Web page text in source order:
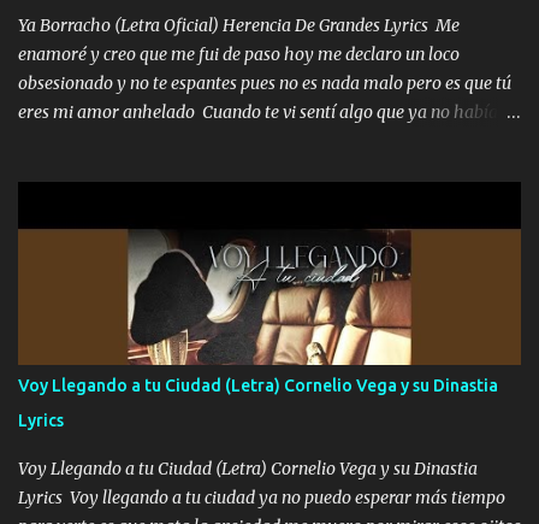
buena pieza clave en el cartel aquí la firma ya saben cuál es que
quede claro SUPER R26 Música Lo enamorado nunca se me quita
traigo una que otra morrita y en la Urus la he de montar varias
trocas que me cuidan puro soldado su'icida no les tiembla pa tirar
A veces allá en la Perla si no me ve en la Sierra me muevo de aquí
Ya Borracho (Letra Oficial) Herencia De Grandes Lyrics Me
enamoré y creo que me fui de paso hoy me declaro un loco
obsesionado y no te espantes pues no es nada malo pero es que tú
eres mi amor anhelado Cuando te vi sentí algo que ya no había
cariño de mi alma Que pa febrero vendré frente a ti con mis
preguntas y digas que sí hacernos novios y verte feliz y muy
contenta como yo por ti Música Pregúntame qué es lo que me
enamora pa describirte unas cuantas horas también pregunta que
quiero contigo que seas dichosa al estar conmigo Y ya borracho
contéstame la llamada pa dedicarte unas bonitas palabras así
borracho me animo a decirte todo y puedo describirlo mucho que
me encantes Decirte que me siento muy feliz y emocionado por
tenerte aquí espero que quiera...
Voy Llegando a tu Ciudad (Letra) Cornelio Vega y su Dinastia
Lyrics
Voy Llegando a tu Ciudad (Letra) Cornelio Vega y su Dinastia
Lyrics Voy llegando a tu ciudad ya no puedo esperar más tiempo